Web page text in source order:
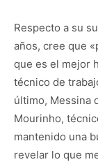
Respecto a su
años, cree que
que es el mejor
técnico de
último, Messina
Mourinho,
mantenido una
revelar lo que